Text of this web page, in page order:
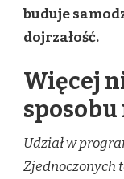
buduje
dojrzałość.
Więcej
Udział w
Zjednoczonych